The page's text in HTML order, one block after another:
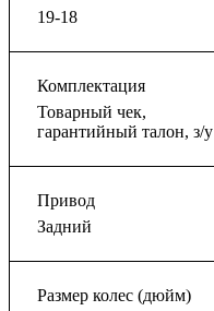
19-18
Комплектация
Товарный чек,
гарантийный талон, з/у
Привод
Задний
Размер колес (дюйм)